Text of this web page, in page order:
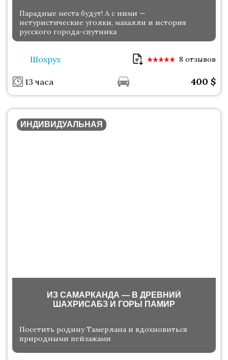
Парадные места будут! А с ними —
нетуристические уголки, махалли и история
русского города-спутника
Шохрух 8 отзывов
13 часа 400 $
ИНДИВИДУАЛЬНАЯ
ИЗ САМАРКАНДА — В ДРЕВНИЙ
ШАХРИСАБЗ И ГОРЫ ПАМИР
Посетить родину Тамерлана и вдохновиться
природными пейзажами